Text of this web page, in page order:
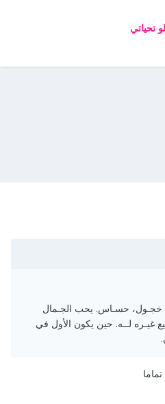
تحياتي
خجـول، حسـاس. يحب الجـمال
غيـره لــه. حين يكون الأول في